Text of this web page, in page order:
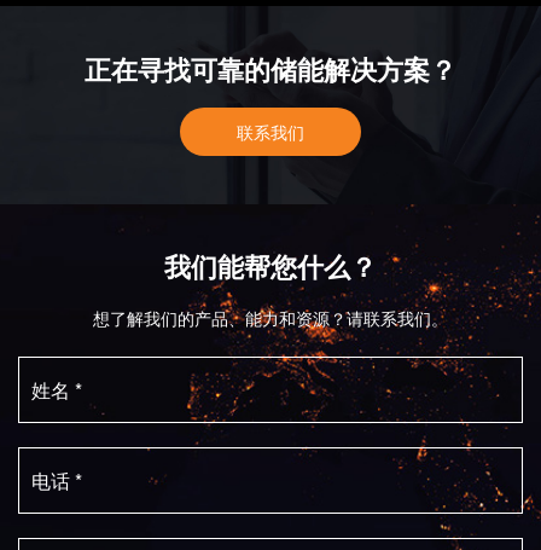
正在寻找可靠的储能解决方案？
联系我们
我们能帮您什么？
想了解我们的产品、能力和资源？请联系我们。